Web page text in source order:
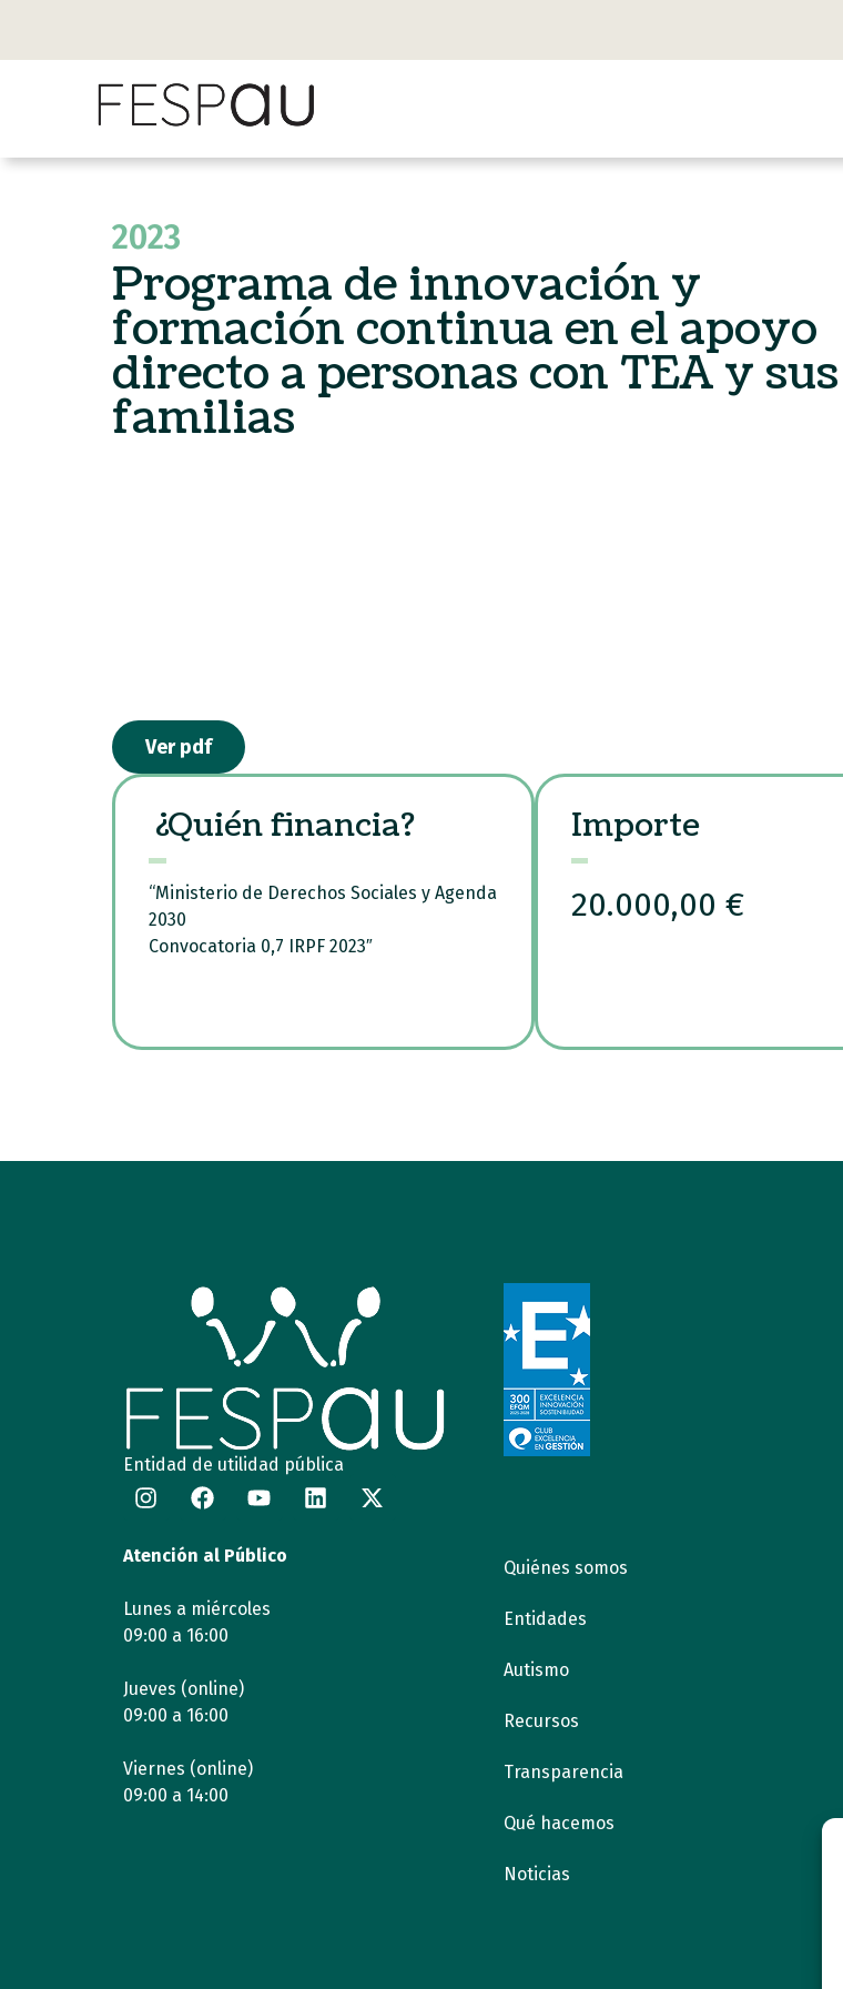
2023
Programa de innovación y
formación continua en el apoyo
directo a personas con TEA y sus
familias
Ver pdf
¿Quién financia?
“Ministerio de Derechos Sociales y Agenda
2030
Convocatoria 0,7 IRPF 2023″
Importe
20.000,00 €
Entidad de utilidad pública
Atención al Público
Lunes a miércoles
09:00 a 16:00
Jueves (online)
09:00 a 16:00
Viernes (online)
09:00 a 14:00
Quiénes somos
Entidades
Autismo
Recursos
Transparencia
Qué hacemos
Noticias